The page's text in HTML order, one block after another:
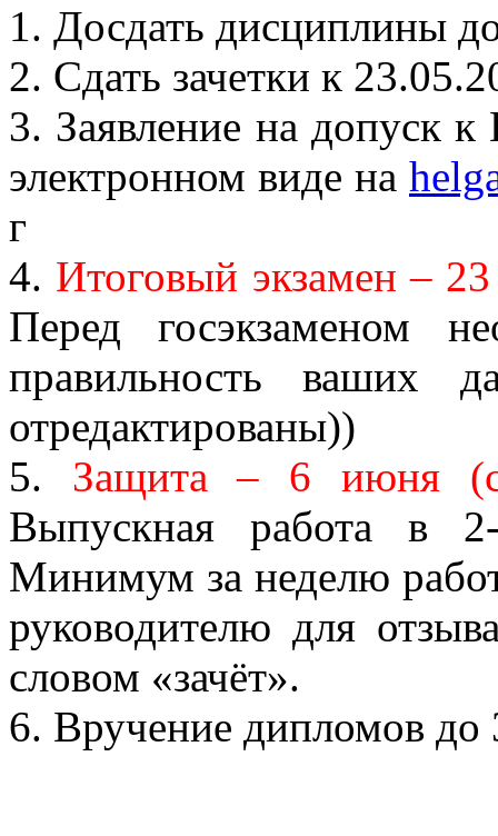
1. Досдать дисциплины
2. Сдать зачетки к
3. Заявление на допуск к
электронном виде на
г
4. Итоговый экзамен –
Перед госэкзаменом
правильность ваших
отредактированы))
5. Защита – 6 июня
Выпускная работа в
Минимум за неделю
руководителю для
словом «зачёт».
6. Вручение дипломов